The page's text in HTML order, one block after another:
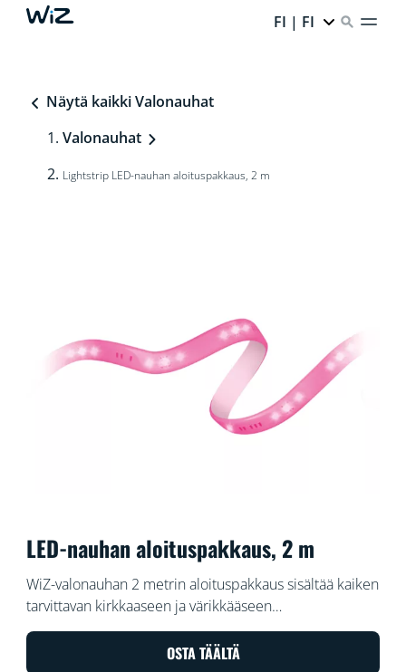
FI | FI
Näytä kaikki Valonauhat
Valonauhat
Lightstrip LED-nauhan aloituspakkaus, 2 m
LED-nauhan aloituspakkaus, 2 m
WiZ-valonauhan 2 metrin aloituspakkaus sisältää kaiken
tarvittavan kirkkaaseen ja värikkääseen
älyvalaistukseen. Leikkaa joustava nauha haluttuun
mittaan ja lisää epäsuoraa, pitkittäistä valoa mihin
OSTA TÄÄLTÄ